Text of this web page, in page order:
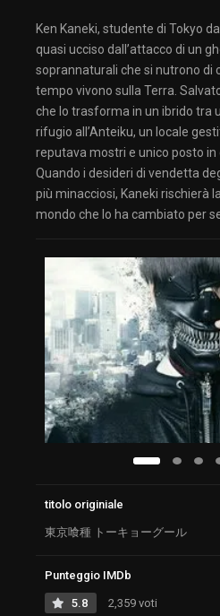
Ken Kaneki, studente di Tokyo
quasi ucciso dall’attacco di un
soprannaturali che si nutrono di
tempo vivono sulla Terra.
che lo trasforma in un ibrido tra
rifugio all’Anteiku, un locale
reputava mostri e unico posto in
Quando i desideri di vendetta
più minacciosi, Kaneki rischierà
mondo che lo ha cambiato per
titolo originiale
東京喰種 トーキョーグール
Punteggio IMDb
5.8 2,359 voti